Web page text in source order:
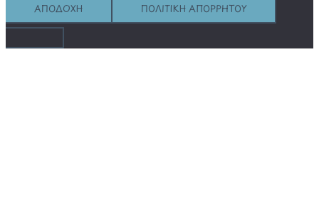
ΑΠΟΔΟΧΉ ΠΟΛΙΤΙΚΉ ΑΠΟΡΡΉΤΟΥ